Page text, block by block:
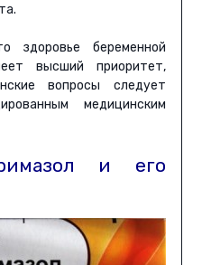
здоровье беременной
высший приоритет,
вопросы следует
медицинским
и его